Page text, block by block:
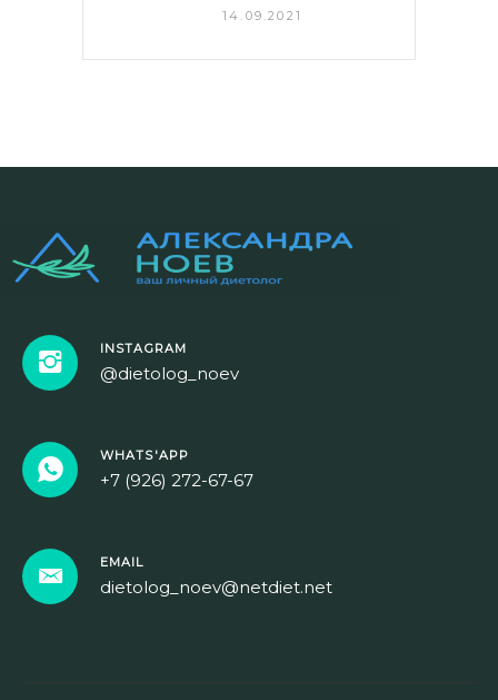
14.09.2021
INSTAGRAM
@dietolog_noev
WHATS'APP
+7 (926) 272-67-67
EMAIL
dietolog_noev@netdiet.net